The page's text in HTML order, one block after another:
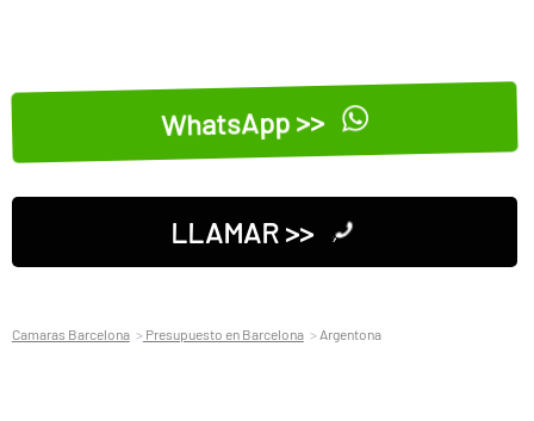
WhatsApp >>
LLAMAR >>
Camaras Barcelona Presupuesto en Barcelona Argentona